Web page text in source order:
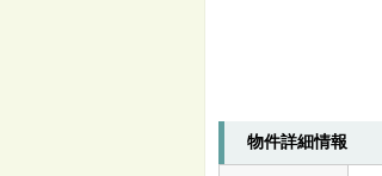
物件詳細情報